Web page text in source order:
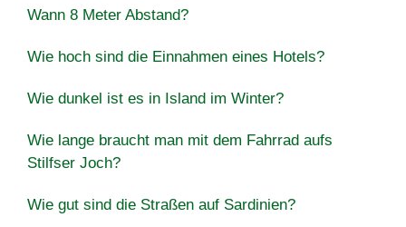
Wann 8 Meter Abstand?
Wie hoch sind die Einnahmen eines Hotels?
Wie dunkel ist es in Island im Winter?
Wie lange braucht man mit dem Fahrrad aufs
Stilfser Joch?
Wie gut sind die Straßen auf Sardinien?